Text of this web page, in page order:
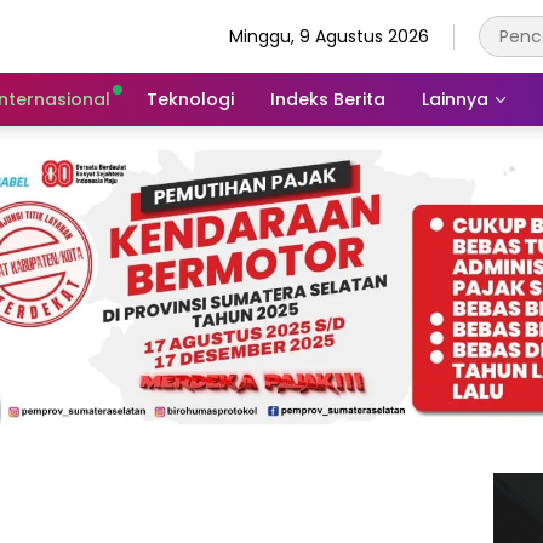
Minggu, 9 Agustus 2026
Teknologi Indeks Berita Lainnya